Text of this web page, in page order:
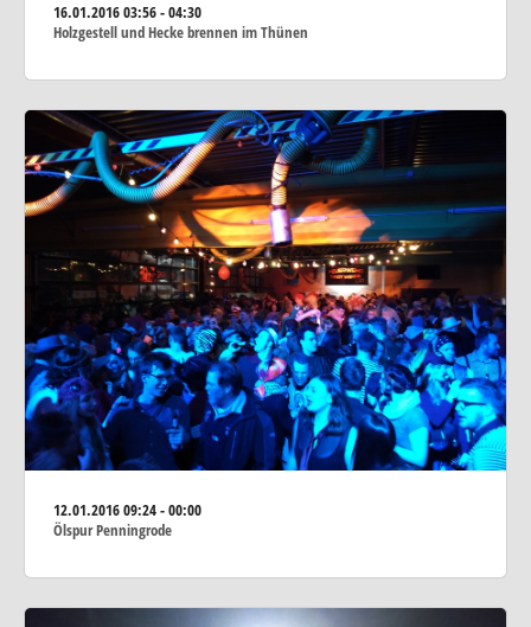
16.01.201603:56 - 04:30
Holzgestell und Hecke brennen im Thünen
12.01.201609:24 - 00:00
Ölspur Penningrode